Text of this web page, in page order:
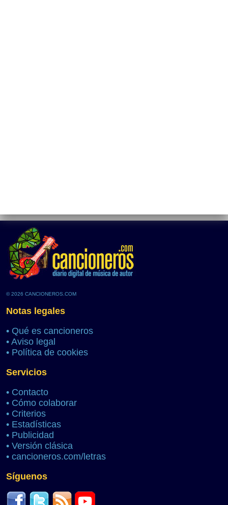
© 2026 CANCIONEROS.COM
Notas legales
• Qué es cancioneros
• Aviso legal
• Política de cookies
Servicios
• Contacto
• Cómo colaborar
• Criterios
• Estadísticas
• Publicidad
• Versión clásica
• cancioneros.com/letras
Síguenos